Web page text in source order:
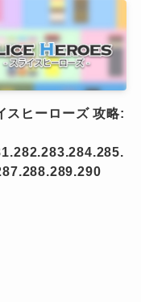
スヒーローズ 攻略: